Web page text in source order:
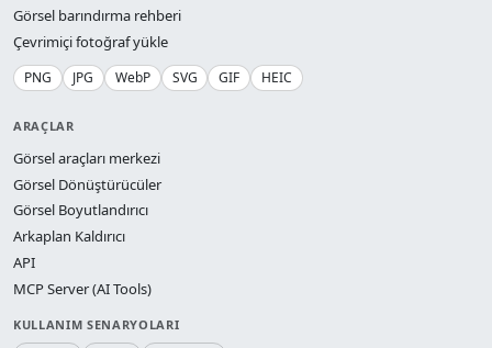
Görsel barındırma rehberi
Çevrimiçi fotoğraf yükle
PNG JPG WebP SVG GIF HEIC
ARAÇLAR
Görsel araçları merkezi
Görsel Dönüştürücüler
Görsel Boyutlandırıcı
Arkaplan Kaldırıcı
API
MCP Server (AI Tools)
KULLANIM SENARYOLARI